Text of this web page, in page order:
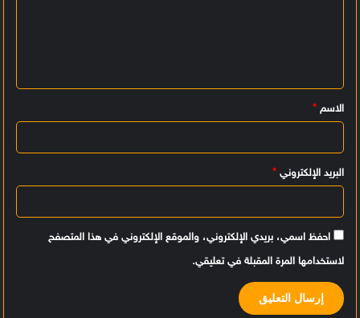
ي
ق
الاسم *
البريد الإلكتروني *
احفظ اسمي، بريدي الإلكتروني، والموقع الإلكتروني في هذا المتصفح
لاستخدامها المرة المقبلة في تعليقي.